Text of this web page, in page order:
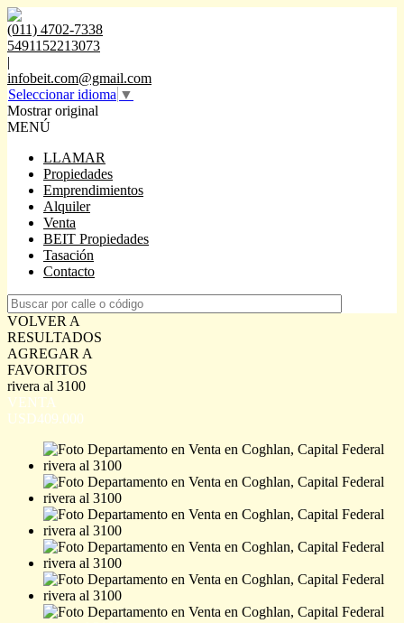
(011) 4702-7338
5491152213073
|
infobeit.com@gmail.com
Seleccionar idioma ▼
Mostrar original
MENÚ
LLAMAR
Propiedades
Emprendimientos
Alquiler
Venta
BEIT Propiedades
Tasación
Contacto
VOLVER A
RESULTADOS
AGREGAR A
FAVORITOS
rivera al 3100
VENTA
USD409.000